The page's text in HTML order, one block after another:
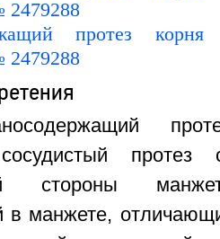
протез
стороны
в манжете,